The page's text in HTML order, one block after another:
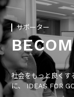
サポーター
社会をもっと良くす
に、 IDEAS FOR